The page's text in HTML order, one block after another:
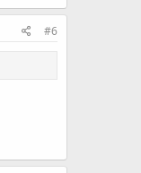
#6